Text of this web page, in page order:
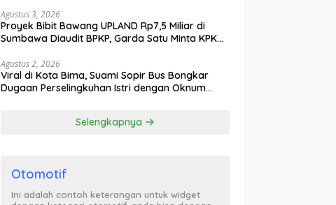
Agustus 3, 2026
Proyek Bibit Bawang UPLAND Rp7,5 Miliar di
Sumbawa Diaudit BPKP, Garda Satu Minta KPK
Agustus 2, 2026
Viral di Kota Bima, Suami Sopir Bus Bongkar
Dugaan Perselingkuhan Istri dengan Oknum
Selengkapnya
Otomotif
Ini adalah contoh keterangan untuk widget